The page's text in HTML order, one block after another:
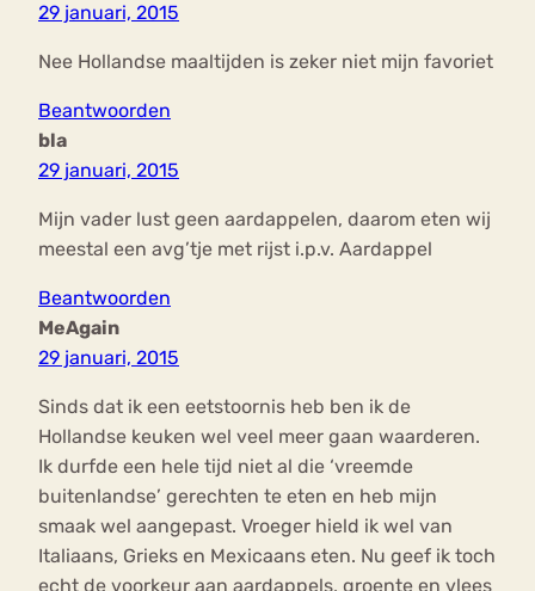
29 januari, 2015
Nee Hollandse maaltijden is zeker niet mijn favoriet
Beantwoorden
bla
29 januari, 2015
Mijn vader lust geen aardappelen, daarom eten wij
meestal een avg’tje met rijst i.p.v. Aardappel
Beantwoorden
MeAgain
29 januari, 2015
Sinds dat ik een eetstoornis heb ben ik de
Hollandse keuken wel veel meer gaan waarderen.
Ik durfde een hele tijd niet al die ‘vreemde
buitenlandse’ gerechten te eten en heb mijn
smaak wel aangepast. Vroeger hield ik wel van
Italiaans, Grieks en Mexicaans eten. Nu geef ik toch
echt de voorkeur aan aardappels, groente en vlees